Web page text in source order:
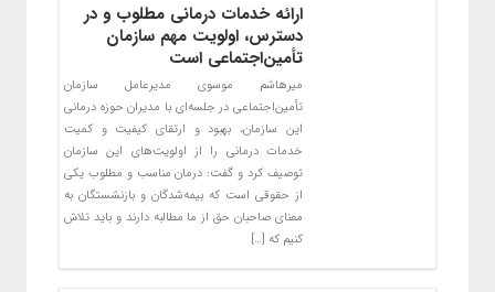
ارائه خدمات درمانی مطلوب و در
دسترس، اولویت‌ مهم سازمان
تأمین‌اجتماعی است
میرهاشم موسوی مدیرعامل سازمان
تأمین‌اجتماعی در جلسه‌ای با مدیران حوزه درمانی
این سازمان، بهبود و ارتقای کیفیت و کمیت
خدمات درمانی را از اولویت‌های این سازمان
توصیف کرد و گفت: درمان مناسب و مطلوب یکی
از حقوقی است که بیمه‌شدگان و بازنشستگان به
معنای صاحبان حق از ما مطالبه دارند و باید تلاش
کنیم که […]